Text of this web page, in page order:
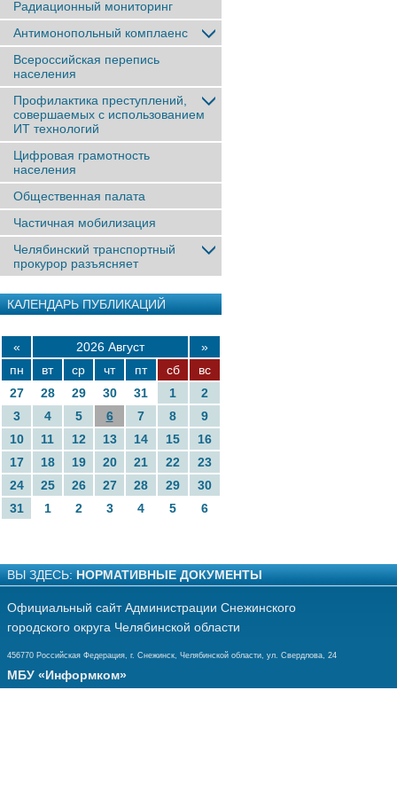
Радиационный мониторинг
Антимонопольный комплаенс
Всероссийская перепись
населения
Профилактика преступлений,
совершаемых с использованием
ИТ технологий
Цифровая грамотность
населения
Общественная палата
Частичная мобилизация
Челябинский транспортный
прокурор разъясняет
КАЛЕНДАРЬ ПУБЛИКАЦИЙ
« 2026 Август
»
пн
вт ср чт пт сб
вс
27
28 29 30 31 1
2
3
4 5 6 7 8
9
10
11 12 13 14 15
16
17
18 19 20 21 22
23
24
25 26 27 28 29
30
31
1 2 3 4 5 6
ВЫ ЗДЕСЬ: НОРМАТИВНЫЕ ДОКУМЕНТЫ
Официальный сайт Администрации Снежинского
городского округа Челябинской области
456770 Российская Федерация, г. Снежинск, Челябинской области, ул. Свердлова, 24
МБУ «Информком»